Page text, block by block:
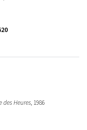
des Heures, 1986